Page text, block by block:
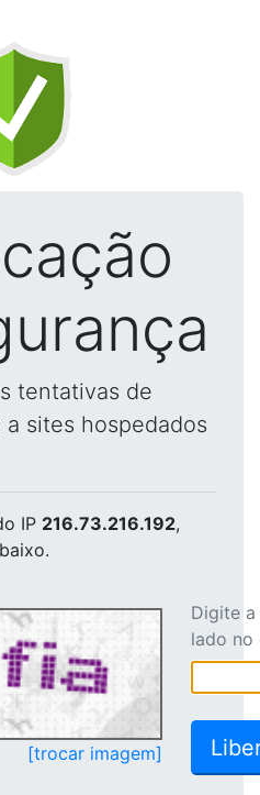
tentativas de
sites hospedados
IP 216.73.216.192,
[trocar imagem]
Digite
lado no